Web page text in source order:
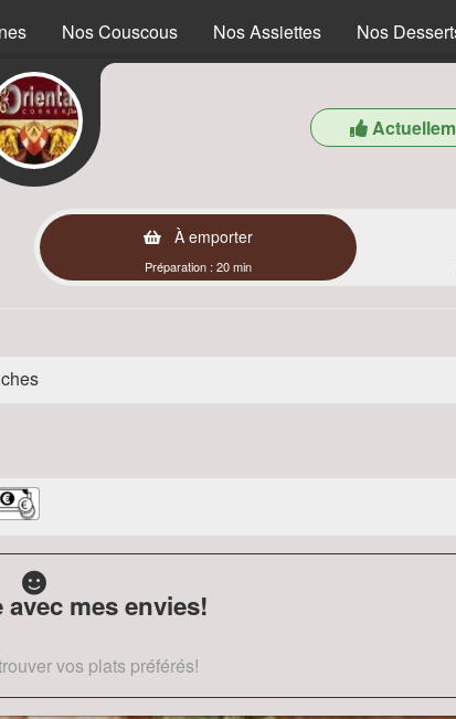
Nos Couscous Nos Assiettes Nos
À emporter
Préparation : 20 min
mes envies!
vos plats préférés!